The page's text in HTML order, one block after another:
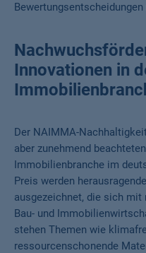
Innovationen in
Der NAIMMA-
aber zunehmend
Immobilienbranche im
Preis werden
ausgezeichnet, die sich
Bau- und
stehen Themen wie
ressourcenschonende